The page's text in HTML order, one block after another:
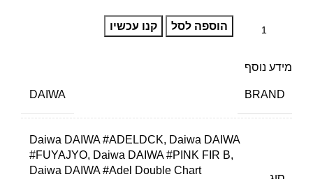
הוספה לסל קנו עכשיו
מידע נוסף
BRAND
DAIWA
Daiwa DAIWA #ADELDCK, Daiwa DAIWA
#FUYAJYO, Daiwa DAIWA #PINK FIR B,
Daiwa DAIWA #Adel Double Chart